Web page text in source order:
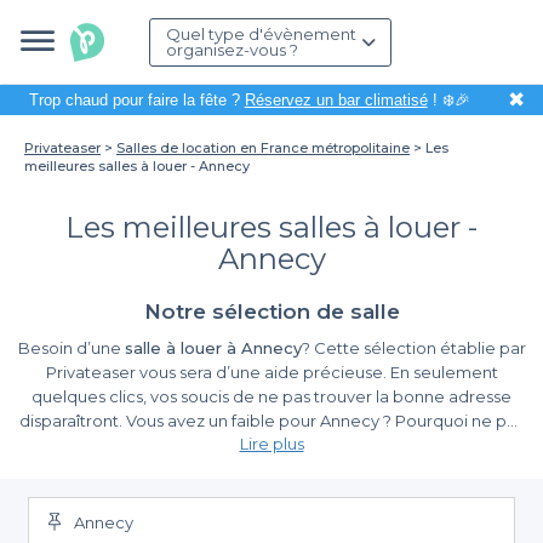
Quel type d'évènement
organisez-vous ?
Trop chaud pour faire la fête ? Réservez un bar climatisé! ❄️🎉 ✖
Privateaser Salles de location en France métropolitaine
Les
meilleures salles à louer - Annecy
Les meilleures salles à louer -
Annecy
Notre sélection de salle
Besoin d’une salle à louer à Annecy? Cette sélection établie par
Privateaser vous sera d’une aide précieuse. En seulement
quelques clics, vos soucis de ne pas trouver la bonne adresse
disparaîtront. Vous avez un faible pour Annecy ? Pourquoi ne pas
y organiser votre prochaine manifestation ? Cette ville du
passer du bon moment en toute convivialité. Lors d’un mariage,
d’une réunion ou d’un anniversaire, ces
Lire plus
Annecy